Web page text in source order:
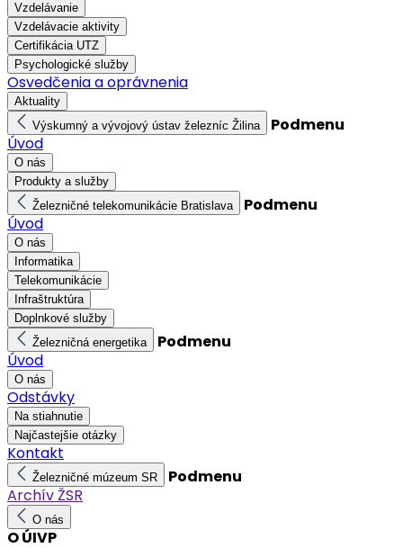
Vzdelávanie
Vzdelávacie aktivity
Certifikácia UTZ
Psychologické služby
Osvedčenia a oprávnenia
Aktuality
Výskumný a vývojový ústav železníc Žilina
Podmenu
Úvod
O nás
Produkty a služby
Železničné telekomunikácie Bratislava
Podmenu
Úvod
O nás
Informatika
Telekomunikácie
Infraštruktúra
Doplnkové služby
Železničná energetika
Podmenu
Úvod
O nás
Odstávky
Na stiahnutie
Najčastejšie otázky
Kontakt
Železničné múzeum SR
Podmenu
Archív ŽSR
O nás
O ÚIVP